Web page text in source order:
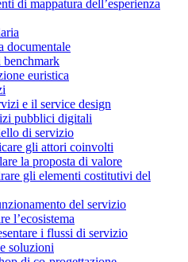
di mappatura dell’esperienza
documentale
euristica
e il service design
pubblici digitali
di servizio
gli attori coinvolti
la proposta di valore
gli elementi costitutivi del
del servizio
l’ecosistema
i flussi di servizio
soluzioni